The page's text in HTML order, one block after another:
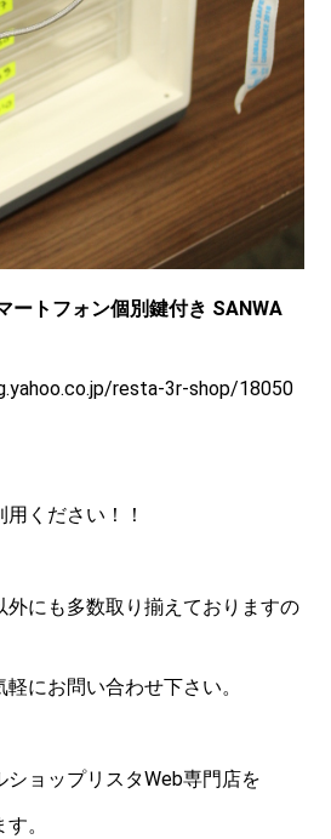
ートフォン個別鍵付き SANWA
resta-3r-shop/18050
ください！！
外にも多数取り揃えておりますの
にお問い合わせ下さい。
ショップリスタWeb専門店を
。